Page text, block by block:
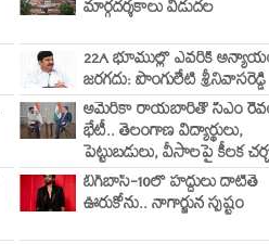
మార్గదర్శకాలు విడుదల
22A భూముల్లో ఎవరికీ
జరగదు: పొంగులేటి శ్రీనివాసరెడ్డి
అమెరికా రాయబారితో సీఎం
భేటీ.. తెలంగాణ విద్యార్థులు,
పెట్టుబడులు, వీసాలపై కీలక
బిగ్‌బాస్-10లో హద్దులు దాటితే
ఊరుకోను.. నాగార్జున స్పష్టం